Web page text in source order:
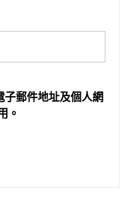
郵件地址及個人網
。